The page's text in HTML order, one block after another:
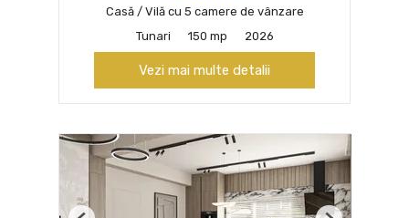
Casă / Vilă cu 5 camere de vânzare
Tunari
150 mp 2026
Vezi mai multe detalii